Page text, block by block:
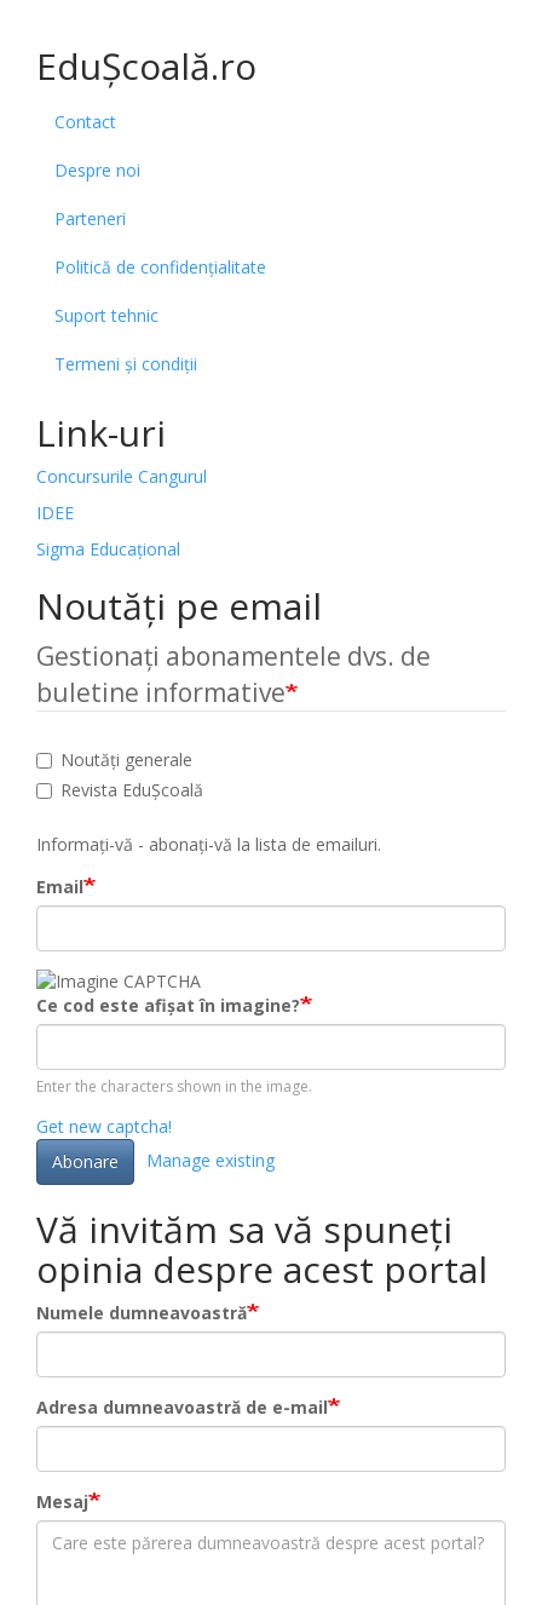
EduȘcoală.ro
Contact
Despre noi
Parteneri
Politică de confidențialitate
Suport tehnic
Termeni și condiții
Link-uri
Concursurile Cangurul
IDEE
Sigma Educațional
Noutăți pe email
Gestionați abonamentele dvs. de
buletine informative
Noutăți generale
Revista EduȘcoală
Informați-vă - abonați-vă la lista de emailuri.
Email
Ce cod este afișat în imagine?
Enter the characters shown in the image.
Get new captcha!
Abonare
Manage existing
Vă invităm sa vă spuneți
opinia despre acest portal
Numele dumneavoastră
Adresa dumneavoastră de e-mail
Mesaj